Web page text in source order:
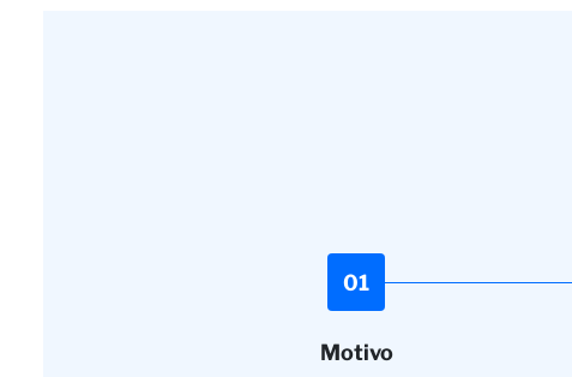
01
Motivo